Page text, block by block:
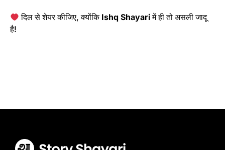
दिल से शेयर कीजिए, क्योंकि Ishq Shayariमें ही तो असली जादू
है!